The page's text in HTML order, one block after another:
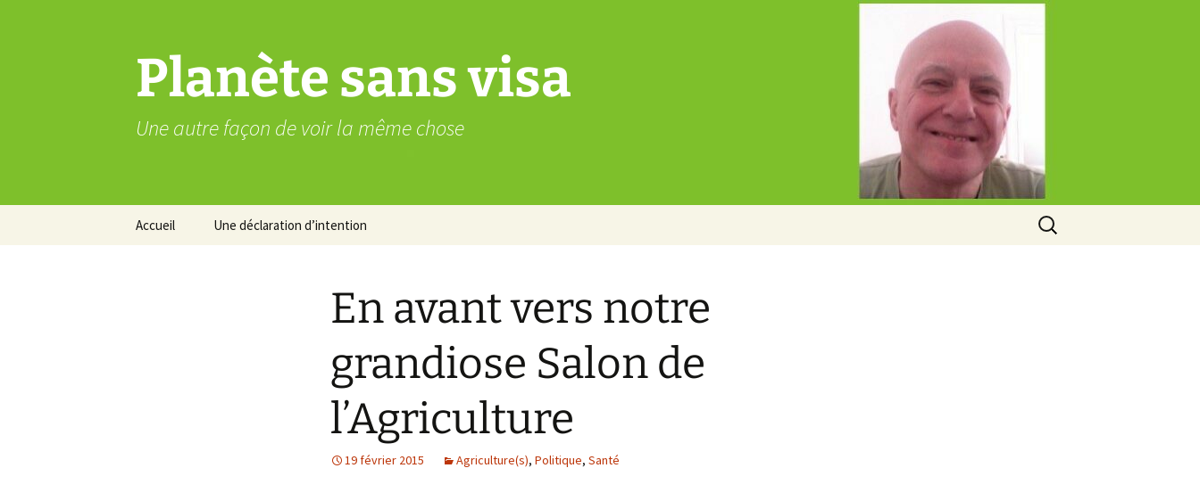
Planète sans visa
Une autre façon de voir la même chose
Accueil Une déclaration d’intention
Rechercher :
En avant vers notre
grandiose Salon de
l’Agriculture
19 février 2015 Agriculture(s), Politique, Santé